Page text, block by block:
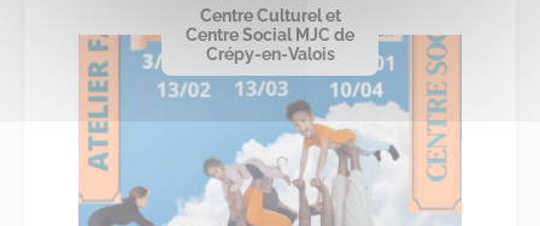
Centre Culturel et
Centre Social MJC de
Crépy-en-Valois